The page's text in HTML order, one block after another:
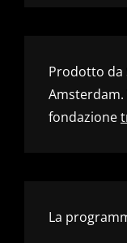
Prodotto da
Amsterdam.
fondazione
La